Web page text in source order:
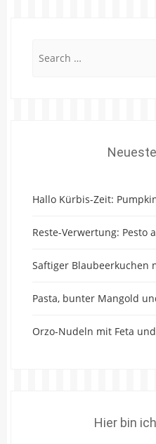
Hallo Kürbis-Zeit:
Reste-Verwertung: Pesto
Saftiger Blaubeerkuchen
Pasta, bunter Mangold
Orzo-Nudeln mit Feta
Hier bin